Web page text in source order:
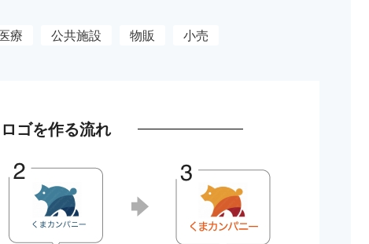
療 公共施設 物販 小売
ロゴを作る流れ